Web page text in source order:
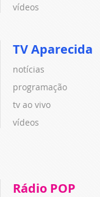
vídeos
TV Aparecida
notícias
programação
tv ao vivo
vídeos
Rádio POP